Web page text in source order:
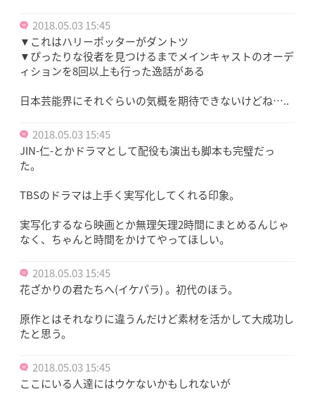
2018.05.03 15:45
▼これはハリーポッターがダントツ
▼ぴったりな役者を見つけるまでメインキャストのオーデ
ィションを8回以上も行った逸話がある
日本芸能界にそれぐらいの気概を期待できないけどね…..
2018.05.03 15:45
JIN-仁-とかドラマとして配役も演出も脚本も完璧だっ
た。
TBSのドラマは上手く実写化してくれる印象。
実写化するなら映画とか無理矢理2時間にまとめるんじゃ
なく、ちゃんと時間をかけてやってほしい。
2018.05.03 15:45
花ざかりの君たちへ(イケパラ) 。初代のほう。
原作とはそれなりに違うんだけど素材を活かして大成功し
たと思う。
2018.05.03 15:45
ここにいる人達にはウケないかもしれないが